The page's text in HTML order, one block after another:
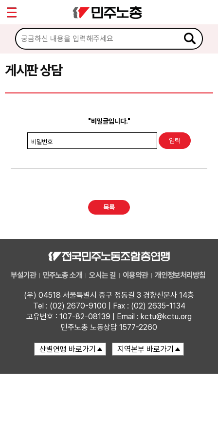
게시판 상담
"비밀글입니다."
비밀번호
목록
부설기관 민주노총 소개 오시는 길 이용약관 개인정보처리방침
(우) 04518 서울특별시 중구 정동길 3 경향신문사 14층
Tel : (02) 2670-9100 | Fax : (02) 2635-1134
고유번호 : 107-82-08139 | Email : kctu@kctu.org
민주노총 노동상담 1577-2260
마이페이지
소개
소식
노동상담
권리찾기수첩 검색
찾아보기
Sketchbook5, 스케치북5
Sketchbook5, 스케치북5